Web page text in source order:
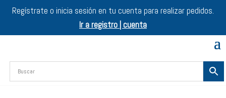
Regístrate o inicia sesión en tu cuenta para realizar pedidos.
Ir a registro | cuenta